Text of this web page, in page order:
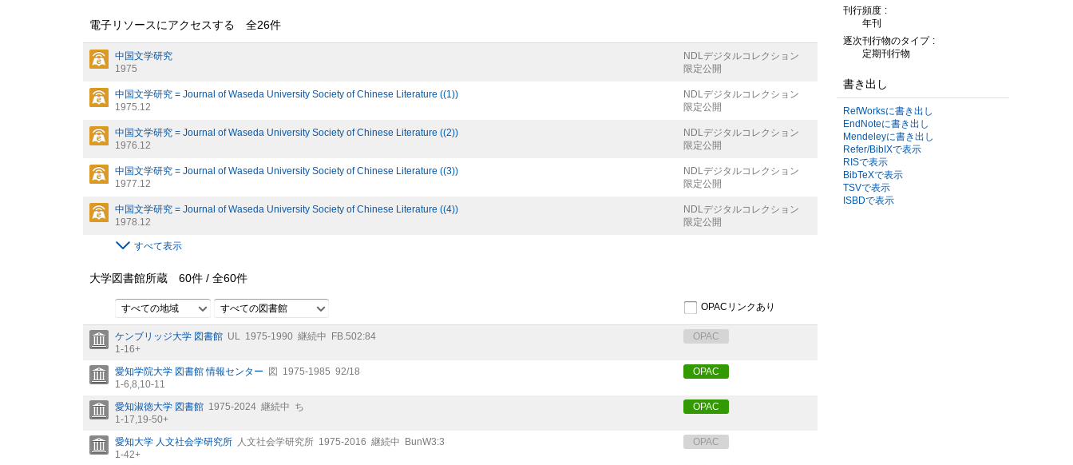
電子リソースにアクセスする 全26件
中国文学研究
1975
NDLデジタルコレクション
限定公開
中国文学研究 = Journal of Waseda University Society of Chinese Literature ((1))
1975.12
NDLデジタルコレクション
限定公開
中国文学研究 = Journal of Waseda University Society of Chinese Literature ((2))
1976.12
NDLデジタルコレクション
限定公開
中国文学研究 = Journal of Waseda University Society of Chinese Literature ((3))
1977.12
NDLデジタルコレクション
限定公開
中国文学研究 = Journal of Waseda University Society of Chinese Literature ((4))
1978.12
NDLデジタルコレクション
限定公開
すべて表示
大学図書館所蔵 60件 / 全60件
すべての地域 すべての図書館 OPACリンクあり
ケンブリッジ大学 図書館 UL 1975-1990 継続中
FB.502:84
1-16+
OPAC
愛知学院大学 図書館 情報センター 図 1975-1985 92/18
1-6,8,10-11
OPAC
愛知淑徳大学 図書館 1975-2024 継続中 ち
1-17,19-50+
OPAC
愛知大学 人文社会学研究所 人文社会学研究所 1975-2016 継続中
BunW3:3
1-42+
OPAC
刊行頻度
年刊
逐次刊行物のタイプ
定期刊行物
書き出し
RefWorksに書き出し
EndNoteに書き出し
Mendeleyに書き出し
Refer/BibIXで表示
RISで表示
BibTeXで表示
TSVで表示
ISBDで表示